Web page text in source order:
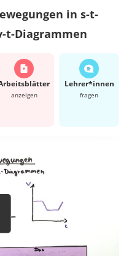
in s-t-
t-Diagrammen
anzeigen
Lehrer*​innen
fragen